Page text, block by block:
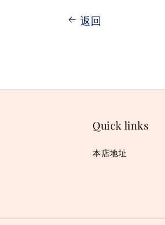
返回
Quick links
本店地址